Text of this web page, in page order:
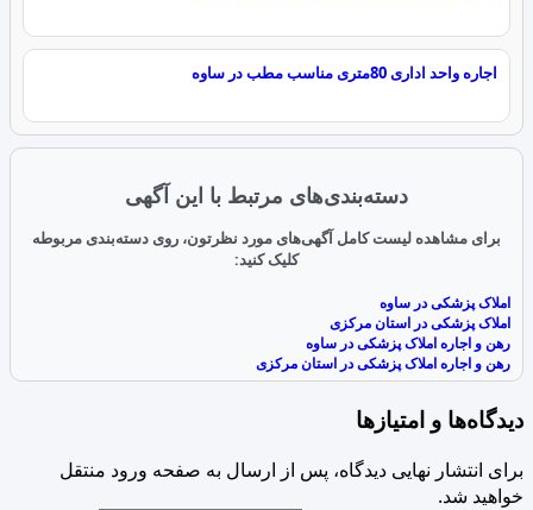
اجاره واحد اداری 80متری مناسب مطب در ساوه
دسته‌بندی‌های مرتبط با این آگهی
برای مشاهده لیست کامل آگهی‌های مورد نظرتون، روی دسته‌بندی مربوطه
کلیک کنید:
املاک پزشکی در ساوه
املاک پزشکی در استان مرکزی
رهن و اجاره املاک پزشکی در ساوه
رهن و اجاره املاک پزشکی در استان مرکزی
دیدگاه‌ها و امتیازها
برای انتشار نهایی دیدگاه، پس از ارسال به صفحه ورود منتقل
خواهید شد.